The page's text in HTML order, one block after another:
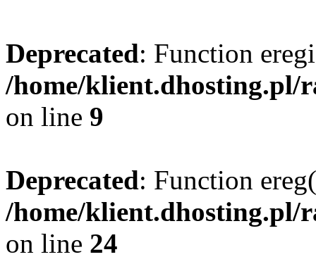
Deprecated: Function
/home/klient.dhosting.pl/
on line 9
Deprecated: Function
/home/klient.dhosting.pl/
on line 24